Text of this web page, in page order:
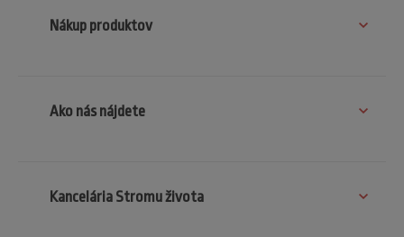
Nákup produktov
Ako nás nájdete
Kancelária Stromu života